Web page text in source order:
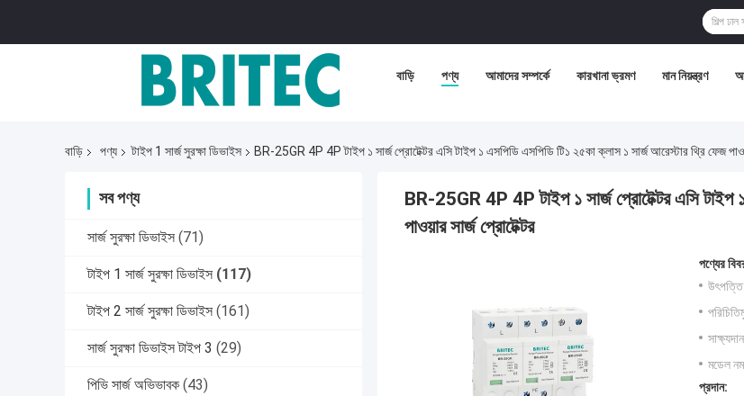
বাড়ি পণ্য আমাদের সম্পর্কে কারখানা ভ্রমণ মান নিয়ন্ত্রণ
বাড়ি পণ্য টাইপ 1 সার্জ সুরক্ষা ডিভাইস BR-25GR 4P 4P টাইপ ১ সার্জ প্রোটেক্টর এসি টাইপ ১ এসপিডি এসপিডি টি১ ২৫কা ক্লাস ১ সার্জ আরেস্টার থ্রি ফেজ
সব পণ্য
সার্জ সুরক্ষা ডিভাইস (71)
টাইপ 1 সার্জ সুরক্ষা ডিভাইস (117)
টাইপ 2 সার্জ সুরক্ষা ডিভাইস (161)
সার্জ সুরক্ষা ডিভাইস টাইপ 3 (29)
পিভি সার্জ অভিভাবক (43)
BR-25GR 4P 4P টাইপ ১ সার্জ প্রোটেক্টর এসি টাইপ
পাওয়ার সার্জ প্রোটেক্টর
পণ্যের
মডেল
প্রদান: